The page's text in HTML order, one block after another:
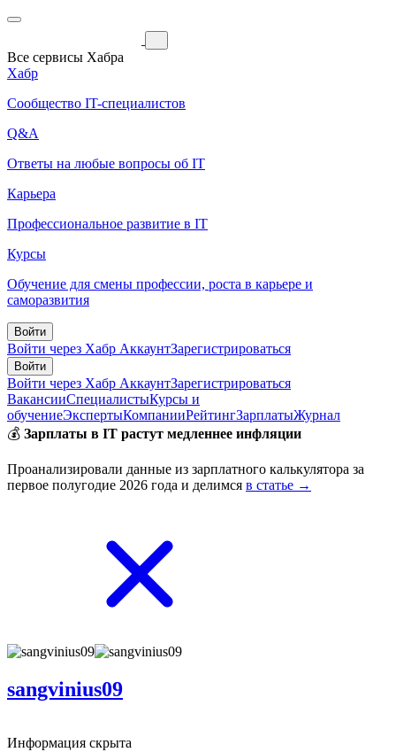
Все сервисы Хабра
Хабр
Сообщество IT-специалистов
Q&A
Ответы на любые вопросы об IT
Карьера
Профессиональное развитие в IT
Курсы
Обучение для смены профессии, роста в карьере и
саморазвития
Войти
Войти через Хабр АккаунтЗарегистрироваться
Войти
Войти через Хабр АккаунтЗарегистрироваться
ВакансииСпециалистыКурсы и
обучениеЭкспертыКомпанииРейтингЗарплатыЖурнал
💰 Зарплаты в IT растут медленнее инфляции
Проанализировали данные из зарплатного калькулятора за
первое полугодие 2026 года и делимся в статье →
sangvinius09
Информация скрыта